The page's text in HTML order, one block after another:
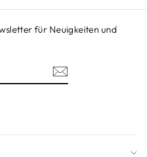
für Neuigkeiten und